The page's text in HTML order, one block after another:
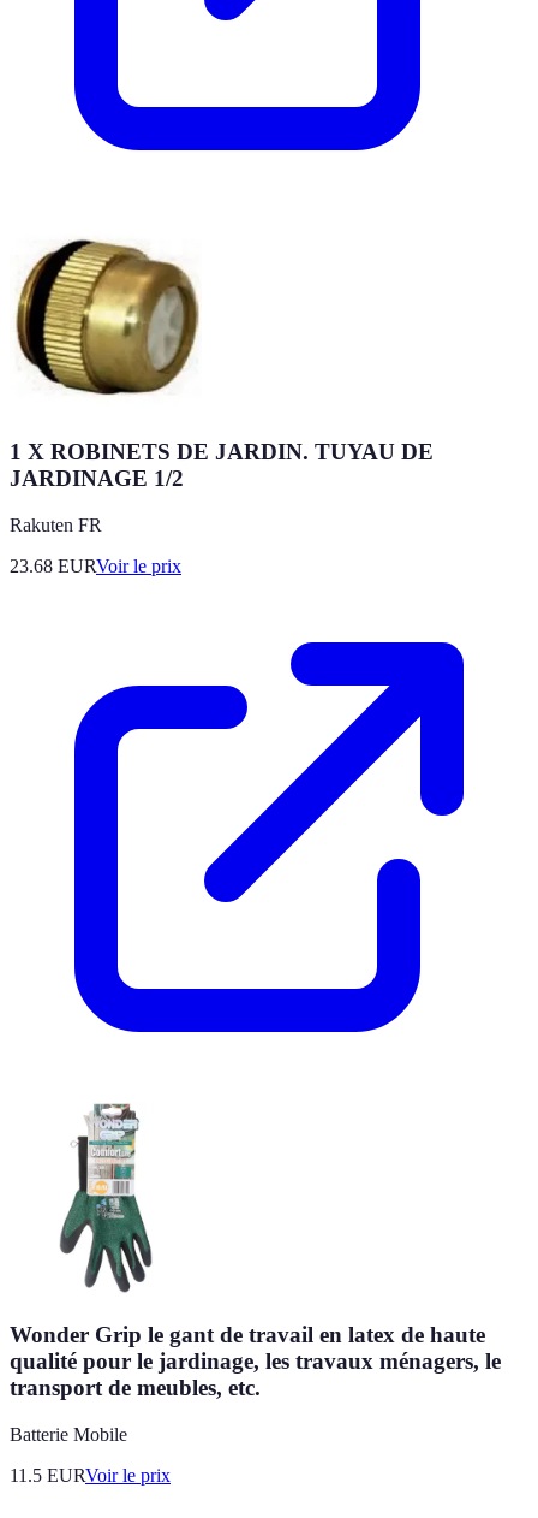
1 X ROBINETS DE JARDIN. TUYAU DE
JARDINAGE 1/2
Rakuten FR
23.68 EURVoir le prix
Wonder Grip le gant de travail en latex de haute
qualité pour le jardinage, les travaux ménagers, le
transport de meubles, etc.
Batterie Mobile
11.5 EURVoir le prix